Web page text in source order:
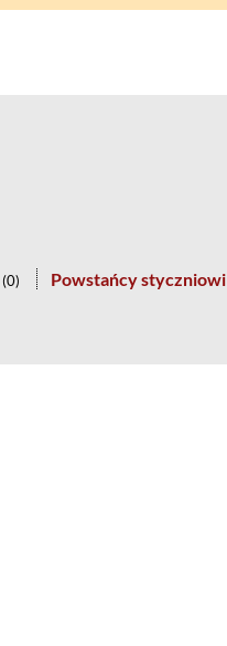
(0) Powstańcy styczniowi